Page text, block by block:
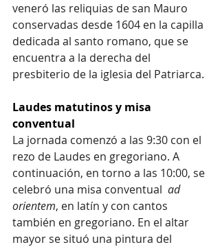
veneró las reliquias de san Mauro
conservadas desde 1604 en la capilla
dedicada al santo romano, que se
encuentra a la derecha del
presbiterio de la iglesia del Patriarca.
Laudes matutinos y misa
conventual
La jornada comenzó a las 9:30 con el
rezo de Laudes en gregoriano. A
continuación, en torno a las 10:00, se
celebró una misa conventual ad
orientem, en latín y con cantos
también en gregoriano. En el altar
mayor se situó una pintura del